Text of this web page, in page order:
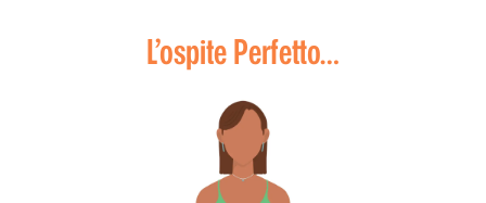
L’ospite Perfetto…